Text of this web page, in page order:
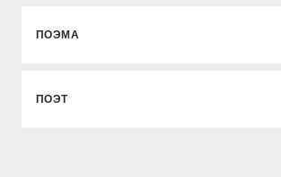
ПОЭМА
ПОЭТ